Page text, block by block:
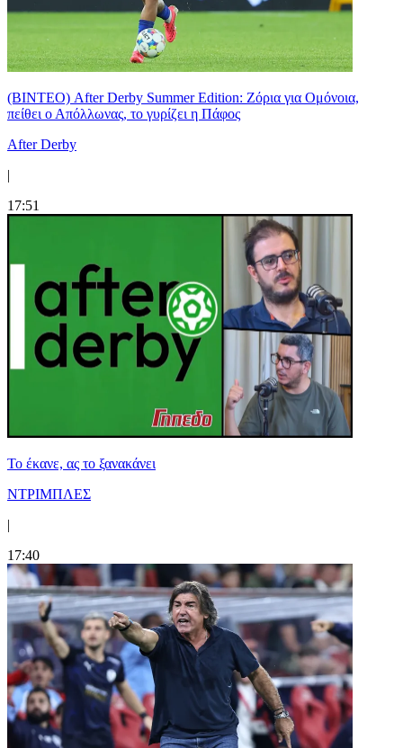
(ΒΙΝΤΕΟ) After Derby Summer Edition: Ζόρια για Ομόνοια,
πείθει ο Απόλλωνας, το γυρίζει η Πάφος
After Derby
|
17:51
Το έκανε, ας το ξανακάνει
ΝΤΡΙΜΠΛΕΣ
|
17:40